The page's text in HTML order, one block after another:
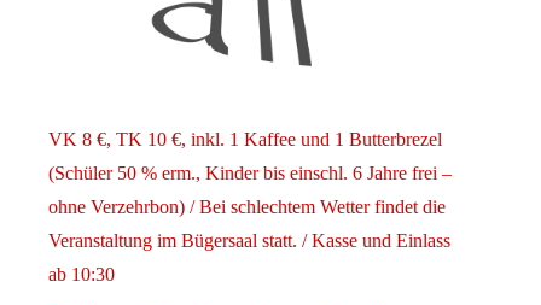
VK 8 €, TK 10 €, inkl. 1 Kaffee und 1 Butterbrezel
(Schüler 50 % erm., Kinder bis einschl. 6 Jahre frei –
ohne Verzehrbon) / Bei schlechtem Wetter findet die
Veranstaltung im Bügersaal statt. / Kasse und Einlass
ab 10:30